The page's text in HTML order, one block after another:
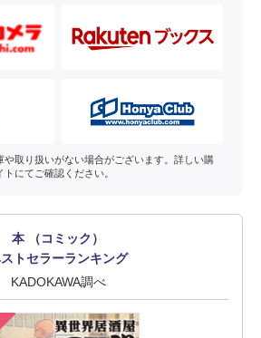
取り扱いがない場合がございます。詳しい購
にてご確認ください。
本 （コミック）
トセラーランキング
KADOKAWA調べ